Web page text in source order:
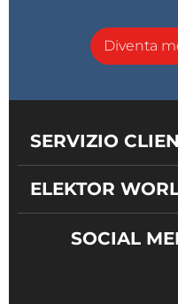
Diventa
SERVIZIO
ELEKTOR
SOCIAL